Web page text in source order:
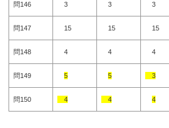
問146 3 3 3
問147 15 15 15
問148 4 4 4
問149 5 5 3
問150 4 4 4